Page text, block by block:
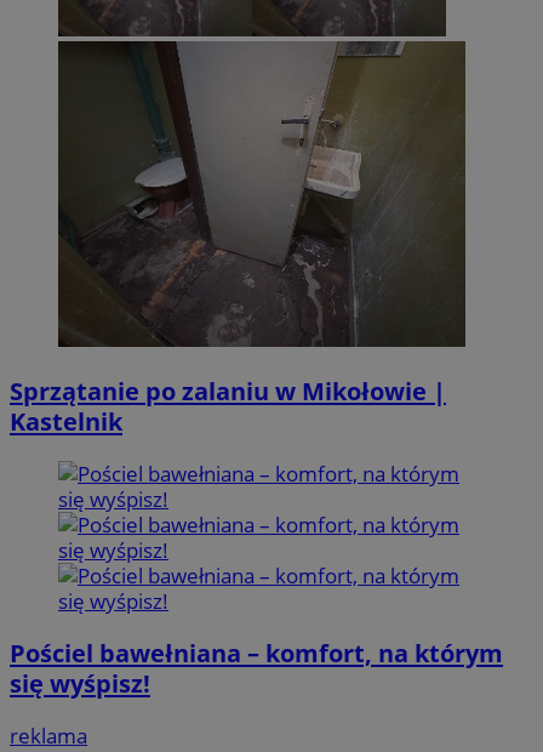
Sprzątanie po zalaniu w Mikołowie |
Kastelnik
Pościel bawełniana – komfort, na którym
się wyśpisz!
reklama